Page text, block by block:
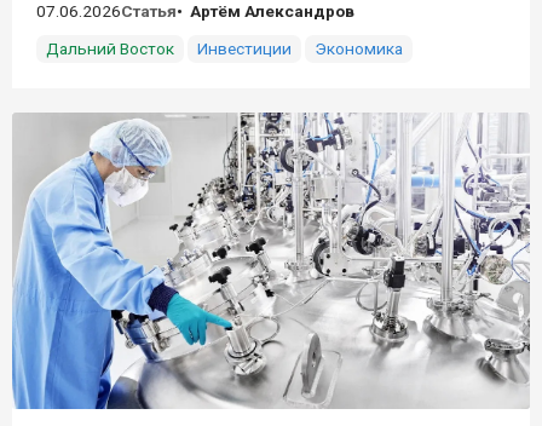
07.06.2026Статья
Артём Александров
Дальний Восток
Инвестиции Экономика